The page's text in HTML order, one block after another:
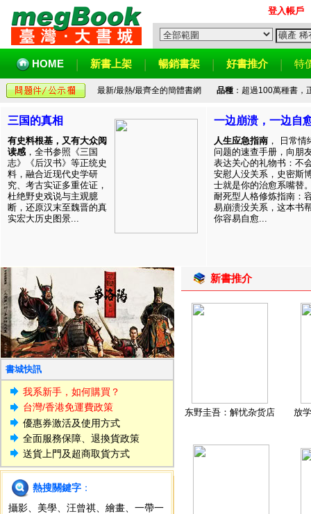
登入帳戶
HOME 新書上架 暢銷書架 好書推介 特
最新/最熱/最齊全的簡體書網 品種：超過100萬種書，
三国的真相
有史料根基，又有大众阅
读感 ，全书参照《三国
志》《后汉书》等正统史
料，融合近现代史学研
究、考古实证多重佐证，
杜绝野史戏说与主观臆
断，还原汉末至魏晋的真
实宏大历史图景...
一边崩溃，一边自
人生应急指南 ， 日常情
问题的速查手册，向朋
表达关心的礼物书：不
安慰人没关系，史密斯
士就是你的治愈系嘴替
耐死型人格修炼指南：
易崩溃没关系，这本书
你容易自愈...
書城快訊
我系新手，如何購買？
台灣/香港免運費政策
優惠券激活及使用方式
全面服務保障、退換貨政策
送貨上門及超商取貨方式
熱搜關鍵字 ：
攝影
美學 汪曾祺 繪畫
一帶一
新書推介
东野圭吾：解忧杂货店 放